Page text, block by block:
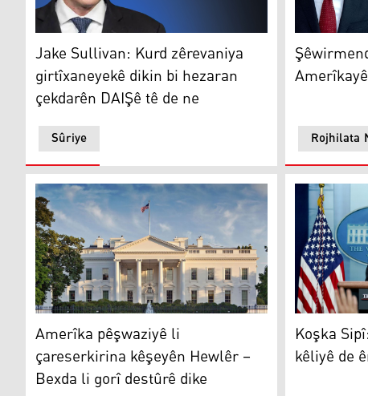
Jake Sullivan
Sûriye
Jake Sullivan: Kurd zêrevaniya
girtîxaneyekê dikin bi hezaran
çekdarên DAIŞê tê de ne
Rojhilata
Amerîka pêşwaziyê li çareserkirina kêşeyên Hewlêr –
Amerîka pêşwaziyê li
çareserkirina kêşeyên Hewlêr –
Bexda li gorî destûrê dike
Koşka Sipî:
Koşka
kêliyê de